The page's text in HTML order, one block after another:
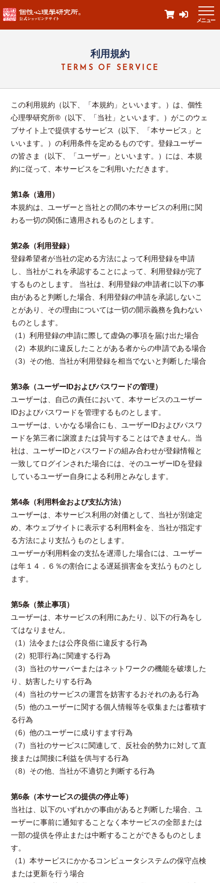
メニュー
利用規約
TERMS OF SERVICE
この利用規約（以下、「本規約」といいます。）は、個性
心理學研究所®（以下、「当社」といいます。）がこのウェ
ブサイト上で提供するサービス（以下、「本サービス」と
いいます。）の利用条件を定めるものです。登録ユーザー
の皆さま（以下、「ユーザー」といいます。）には、本規
約に従って、本サービスをご利用いただきます。
第1条（適用）
本規約は、ユーザーと当社との間の本サービスの利用に関
わる一切の関係に適用されるものとします。
第2条（利用登録）
登録希望者が当社の定める方法によって利用登録を申請
し、当社がこれを承認することによって、利用登録が完了
するものとします。 当社は、利用登録の申請者に以下の事
由があると判断した場合、利用登録の申請を承認しないこ
とがあり、その理由については一切の開示義務を負わない
ものとします。
（1）利用登録の申請に際して虚偽の事項を届け出た場合
（2）本規約に違反したことがある者からの申請である場合
（3）その他、当社が利用登録を相当でないと判断した場合
第3条（ユーザーIDおよびパスワードの管理）
ユーザーは、自己の責任において、本サービスのユーザー
IDおよびパスワードを管理するものとします。
ユーザーは、いかなる場合にも、ユーザーIDおよびパスワ
ードを第三者に譲渡または貸与することはできません。当
社は、ユーザーIDとパスワードの組み合わせが登録情報と
一致してログインされた場合には、そのユーザーIDを登録
しているユーザー自身による利用とみなします。
第4条（利用料金および支払方法）
ユーザーは、本サービス利用の対価として、当社が別途定
め、本ウェブサイトに表示する利用料金を、当社が指定す
る方法により支払うものとします。
ユーザーが利用料金の支払を遅滞した場合には、ユーザー
は年１４．６％の割合による遅延損害金を支払うものとし
ます。
第5条（禁止事項）
ユーザーは、本サービスの利用にあたり、以下の行為をし
てはなりません。
（1）法令または公序良俗に違反する行為
（2）犯罪行為に関連する行為
（3）当社のサーバーまたはネットワークの機能を破壊した
り、妨害したりする行為
（4）当社のサービスの運営を妨害するおそれのある行為
（5）他のユーザーに関する個人情報等を収集または蓄積す
る行為
（6）他のユーザーに成りすます行為
（7）当社のサービスに関連して、反社会的勢力に対して直
接または間接に利益を供与する行為
（8）その他、当社が不適切と判断する行為
第6条（本サービスの提供の停止等）
当社は、以下のいずれかの事由があると判断した場合、ユ
ーザーに事前に通知することなく本サービスの全部または
一部の提供を停止または中断することができるものとしま
す。
（1）本サービスにかかるコンピュータシステムの保守点検
または更新を行う場合